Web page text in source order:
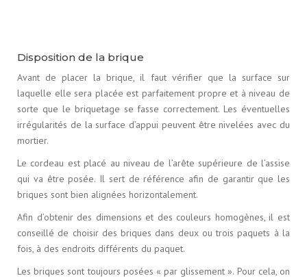
Disposition de la brique
Avant de placer la brique, il faut vérifier que la surface sur
laquelle elle sera placée est parfaitement propre et à niveau de
sorte que le briquetage se fasse correctement. Les éventuelles
irrégularités de la surface d’appui peuvent être nivelées avec du
mortier.
Le cordeau est placé au niveau de l’arête supérieure de l’assise
qui va être posée. Il sert de référence afin de garantir que les
briques sont bien alignées horizontalement.
Afin d’obtenir des dimensions et des couleurs homogènes, il est
conseillé de choisir des briques dans deux ou trois paquets à la
fois, à des endroits différents du paquet.
Les briques sont toujours posées « par glissement ». Pour cela, on